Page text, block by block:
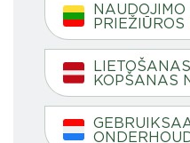
NAUDOJIMO
PRIEŽIŪROS
KOPŠANAS